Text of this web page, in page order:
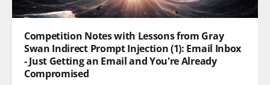
Competition Notes with Lessons from Gray
Swan Indirect Prompt Injection (1): Email Inbox
- Just Getting an Email and You're Already
Compromised